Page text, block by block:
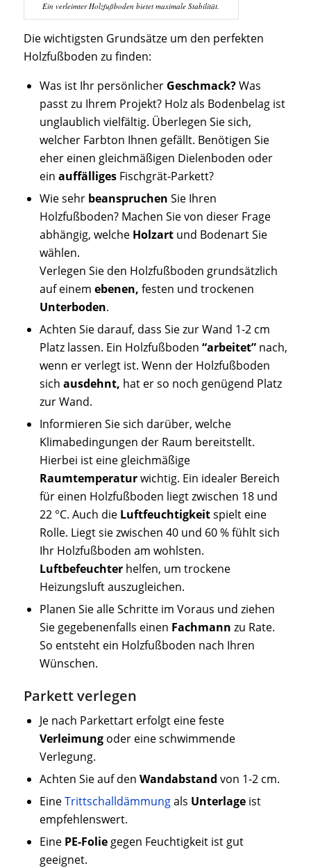
Ein verleimter Holzfußboden bietet maximale Stabilität.
Die wichtigsten Grundsätze um den perfekten
Holzfußboden zu finden:
Was ist Ihr persönlicher Geschmack?Was
passt zu Ihrem Projekt? Holz als Bodenbelag ist
unglaublich vielfältig. Überlegen Sie sich,
welcher Farbton Ihnen gefällt. Benötigen Sie
eher einen gleichmäßigen Dielenboden oder
ein auffälligesFischgrät-Parkett?
Wie sehr beanspruchen Sie Ihren
Holzfußboden? Machen Sie von dieser Frage
abhängig, welche Holzartund Bodenart Sie
wählen.
Verlegen Sie den Holzfußboden grundsätzlich
auf einem ebenen, festen und trockenen
Unterboden.
Achten Sie darauf, dass Sie zur Wand 1-2 cm
Platz lassen. Ein Holzfußboden “arbeitet”nach,
wenn er verlegt ist. Wenn der Holzfußboden
sich ausdehnt, hat er so noch genügend Platz
zur Wand.
Informieren Sie sich darüber, welche
Klimabedingungen der Raum bereitstellt.
Hierbei ist eine gleichmäßige
Raumtemperaturwichtig. Ein idealer Bereich
für einen Holzfußboden liegt zwischen 18 und
22 °C. Auch die Luftfeuchtigkeitspielt eine
Rolle. Liegt sie zwischen 40 und 60 % fühlt sich
Ihr Holzfußboden am wohlsten.
Luftbefeuchterhelfen, um trockene
Heizungsluft auszugleichen.
Planen Sie alle Schritte im Voraus und ziehen
Sie gegebenenfalls einen Fachmann zu Rate.
So entsteht ein Holzfußboden nach Ihren
Wünschen.
Parkett verlegen
Je nach Parkettart erfolgt eine feste
Verleimungoder eine schwimmende
Verlegung.
Achten Sie auf den Wandabstand von 1-2 cm.
EineTrittschalldämmungals Unterlageist
empfehlenswert.
Eine PE-Foliegegen Feuchtigkeit ist gut
geeignet.